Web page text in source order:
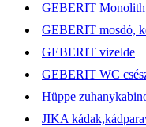
GEBERIT
GEBERIT mosdó,
GEBERIT vizelde
GEBERIT WC
Hüppe
JIKA